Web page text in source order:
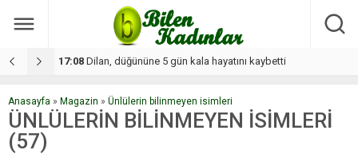
17:08 Dilan, düğününe 5 gün kala hayatını kaybetti
Anasayfa » Magazin » Ünlülerin bilinmeyen isimleri
ÜNLÜLERİN BİLİNMEYEN İSİMLERİ
(57)